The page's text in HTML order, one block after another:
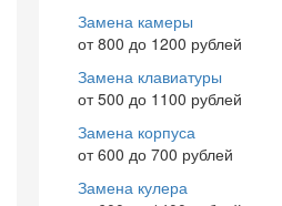
Замена камеры
от 800 до 1200 рублей
Замена клавиатуры
от 500 до 1100 рублей
Замена корпуса
от 600 до 700 рублей
Замена кулера